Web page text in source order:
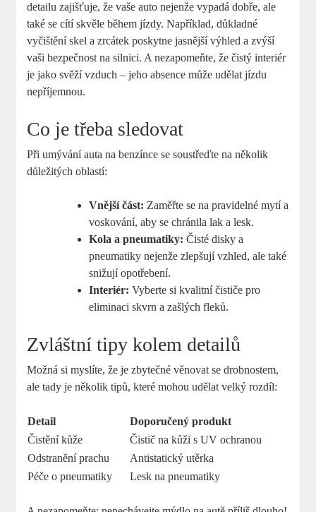
detailu zajišťuje, že vaše auto nejenže vypadá dobře, ale
také se cítí skvěle během jízdy. Například, důkladné
vyčištění skel a zrcátek poskytne jasnější výhled a zvýší
vaši bezpečnost na silnici. A nezapomeňte, že čistý interiér
je jako svěží vzduch – jeho absence může udělat jízdu
nepříjemnou.
Co je třeba sledovat
Při umývání auta na benzínce se soustřeďte na několik
důležitých oblastí:
Vnější část: Zaměřte se na pravidelné mytí a
voskování, aby se chránila lak a lesk.
Kola a pneumatiky: Čisté disky a
pneumatiky nejenže zlepšují vzhled, ale také
snižují opotřebení.
Interiér: Vyberte si kvalitní čističe pro
eliminaci skvrn a zašlých fleků.
Zvláštní tipy kolem detailů
Možná si myslíte, že je zbytečné věnovat se drobnostem,
ale tady je několik tipů, které mohou udělat velký rozdíl:
Detail
Doporučený produkt
Čistění kůže
Čistič na kůži s UV ochranou
Odstranění prachu
Antistatický utěrka
Péče o pneumatiky
Lesk na pneumatiky